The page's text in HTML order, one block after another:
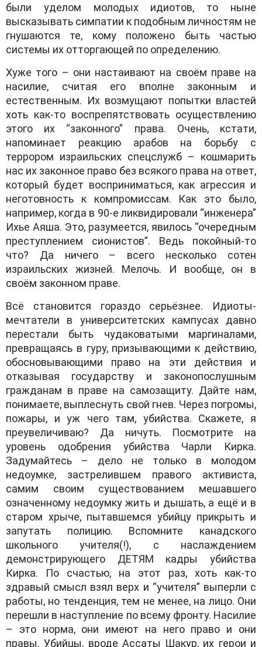
были уделом молодых идиотов, то ныне
высказывать симпатии к подобным личностям не
гнушаются те, кому положено быть частью
системы их отторгающей по определению.
Хуже того – они настаивают на своём праве на
насилие, считая его вполне законным и
естественным. Их возмущают попытки властей
хоть как-то воспрепятствовать осуществлению
этого их “законного” права. Очень, кстати,
напоминает реакцию арабов на борьбу с
террором израильских спецслужб – кошмарить
нас их законное право без всякого права на ответ,
который будет восприниматься, как агрессия и
неготовность к компромиссам. Как это было,
например, когда в 90-е ликвидировали “инженера”
Ихье Аяша. Это, разумеется, явилось “очередным
преступлением сионистов”. Ведь покойный-то
что? Да ничего – всего несколько сотен
израильских жизней. Мелочь. И вообще, он в
своём законном праве.
Всё становится гораздо серьёзнее. Идиоты-
мечтатели в университетских кампусах давно
перестали быть чудаковатыми маргиналами,
превращаясь в гуру, призывающими к действию,
обосновывающими право на эти действия и
отказывая государству и законопослушным
гражданам в праве на самозащиту. Дайте нам,
понимаете, выплеснуть свой гнев. Через погромы,
пожары, и уж чего там, убийства. Скажете, я
преувеличиваю? Да ничуть. Посмотрите на
уровень одобрения убийства Чарли Кирка.
Задумайтесь – дело не только в молодом
недоумке, застрелившем правого активиста,
самим своим существованием мешавшего
означенному недоумку жить и дышать, а ещё и в
старом хрыче, пытавшемся убийцу прикрыть и
запутать полицию. Вспомните канадского
школьного учителя(!), с наслаждением
демонстрирующего ДЕТЯМ кадры убийства
Кирка. По счастью, на этот раз, хоть как-то
здравый смысл взял верх и “учителя” выперли с
работы, но тенденция, тем не менее, на лицо. Они
перешли в наступление по всему фронту. Насилие
– это норма, они имеют на него право и они
правы. Убийцы, вроде Ассаты Шакур, их герои и